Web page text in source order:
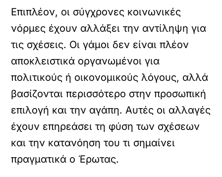
Επιπλέον, οι σύγχρονες κοινωνικές
νόρμες έχουν αλλάξει την αντίληψη για
τις σχέσεις. Οι γάμοι δεν είναι πλέον
αποκλειστικά οργανωμένοι για
πολιτικούς ή οικονομικούς λόγους, αλλά
βασίζονται περισσότερο στην προσωπική
επιλογή και την αγάπη. Αυτές οι αλλαγές
έχουν επηρεάσει τη φύση των σχέσεων
και την κατανόηση του τι σημαίνει
πραγματικά ο Έρωτας.